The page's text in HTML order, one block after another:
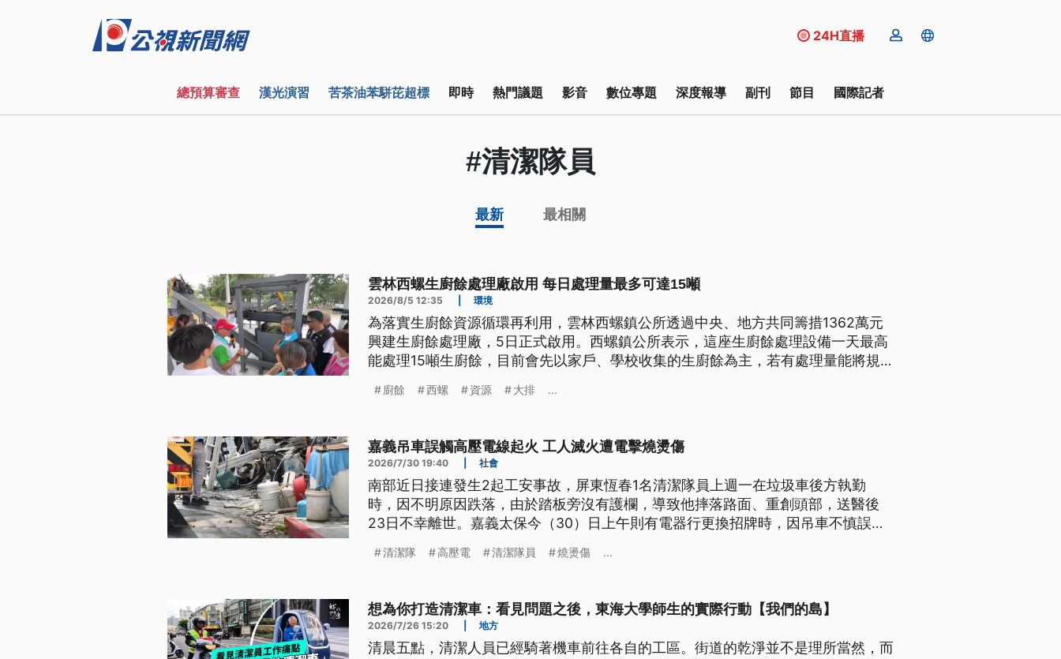
24H直播
總預算審查 漢光演習 苦茶油苯駢芘超標 即時 熱門議題 影音 數位專題 深度報導 副刊 節目 國際記者
#清潔隊員
最新 最相關
雲林西螺生廚餘處理廠啟用 每日處理量最多可達15噸
2026/8/5 12:35 環境
為落實生廚餘資源循環再利用，雲林西螺鎮公所透過中央、地方共同籌措1362萬元
興建生廚餘處理廠，5日正式啟用。西螺鎮公所表示，這座生廚餘處理設備一天最高
能處理15噸生廚餘，目前會先以家戶、學校收集的生廚餘為主，若有處理量能將規
廚餘 西螺 資源 大排 ...
嘉義吊車誤觸高壓電線起火 工人滅火遭電擊燒燙傷
2026/7/30 19:40 社會
南部近日接連發生2起工安事故，屏東恆春1名清潔隊員上週一在垃圾車後方執勤
時，因不明原因跌落，由於踏板旁沒有護欄，導致他摔落路面、重創頭部，送醫後
23日不幸離世。嘉義太保今（30）日上午則有電器行更換招牌時，因吊車不慎誤觸
電。
清潔隊 高壓電 清潔隊員 燒燙傷 ...
想為你打造清潔車：看見問題之後，東海大學師生的實際行動【我們的島】
2026/7/26 15:20 地方
清晨五點，清潔人員已經騎著機車前往各自的工區。街道的乾淨並不是理所當然，而